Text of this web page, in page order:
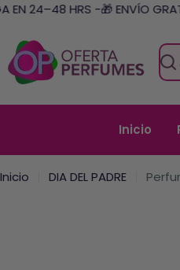
Saltar
contenido
24–48 HRS -🎁 ENVÍO
Inicio
Inicio DIA DEL PADRE